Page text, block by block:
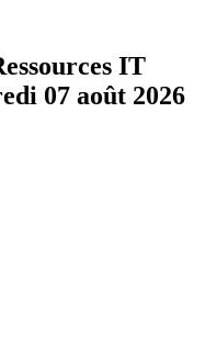
IT
07 août 2026